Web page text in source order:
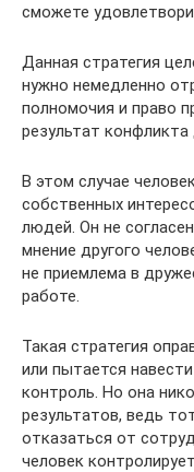
сможете
Данная стратегия
нужно немедленно
полномочия и право
результат
В этом случае
собственных
людей. Он не
мнение другого
не приемлема в
работе.
Такая стратегия
или пытается
контроль. Но она
результатов, ведь
отказаться от
человек